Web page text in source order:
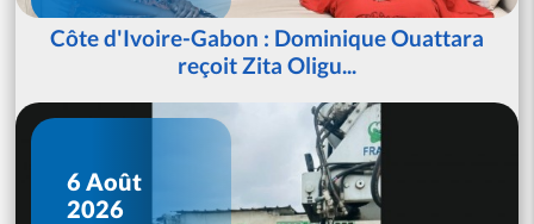
Côte d'Ivoire-Gabon : Dominique Ouattara
reçoit Zita Oligu...
6 Août
2026